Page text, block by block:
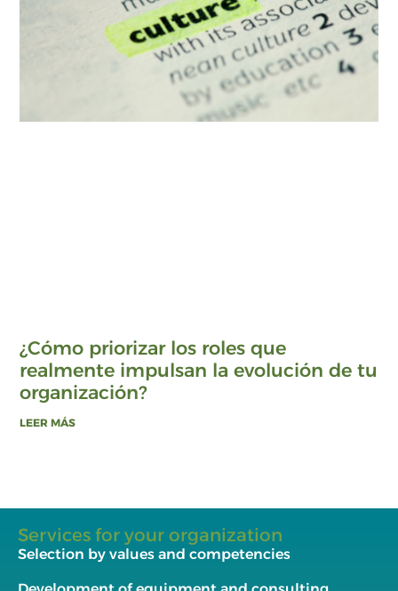
¿Cómo priorizar los roles que
realmente impulsan la evolución de tu
organización?
LEER MÁS
Services for your organization
Selection by values and competencies